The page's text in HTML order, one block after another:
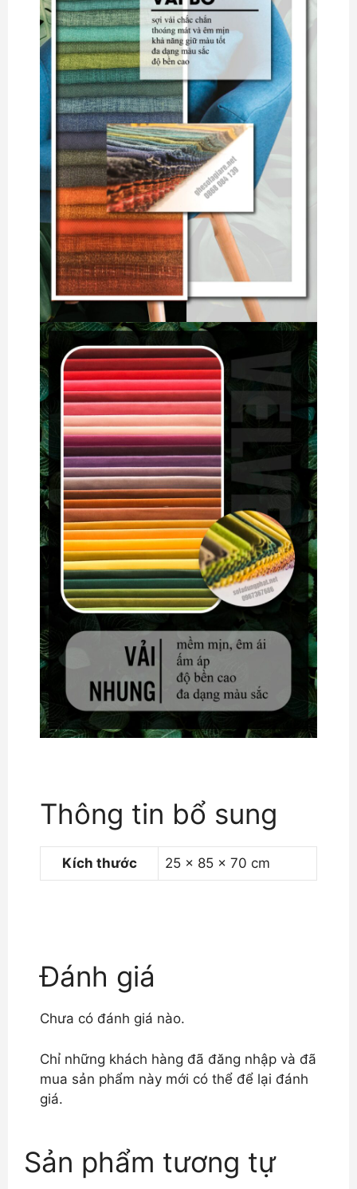
Thông tin bổ sung
Kích thước 25 × 85 × 70 cm
Đánh giá
Chưa có đánh giá nào.
Chỉ những khách hàng đã đăng nhập và đã
mua sản phẩm này mới có thể để lại đánh
giá.
Sản phẩm tương tự